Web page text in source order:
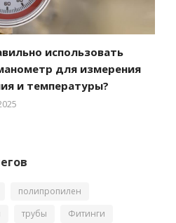
использовать
для измерения
и температуры?
полипропилен
трубы Фитинги